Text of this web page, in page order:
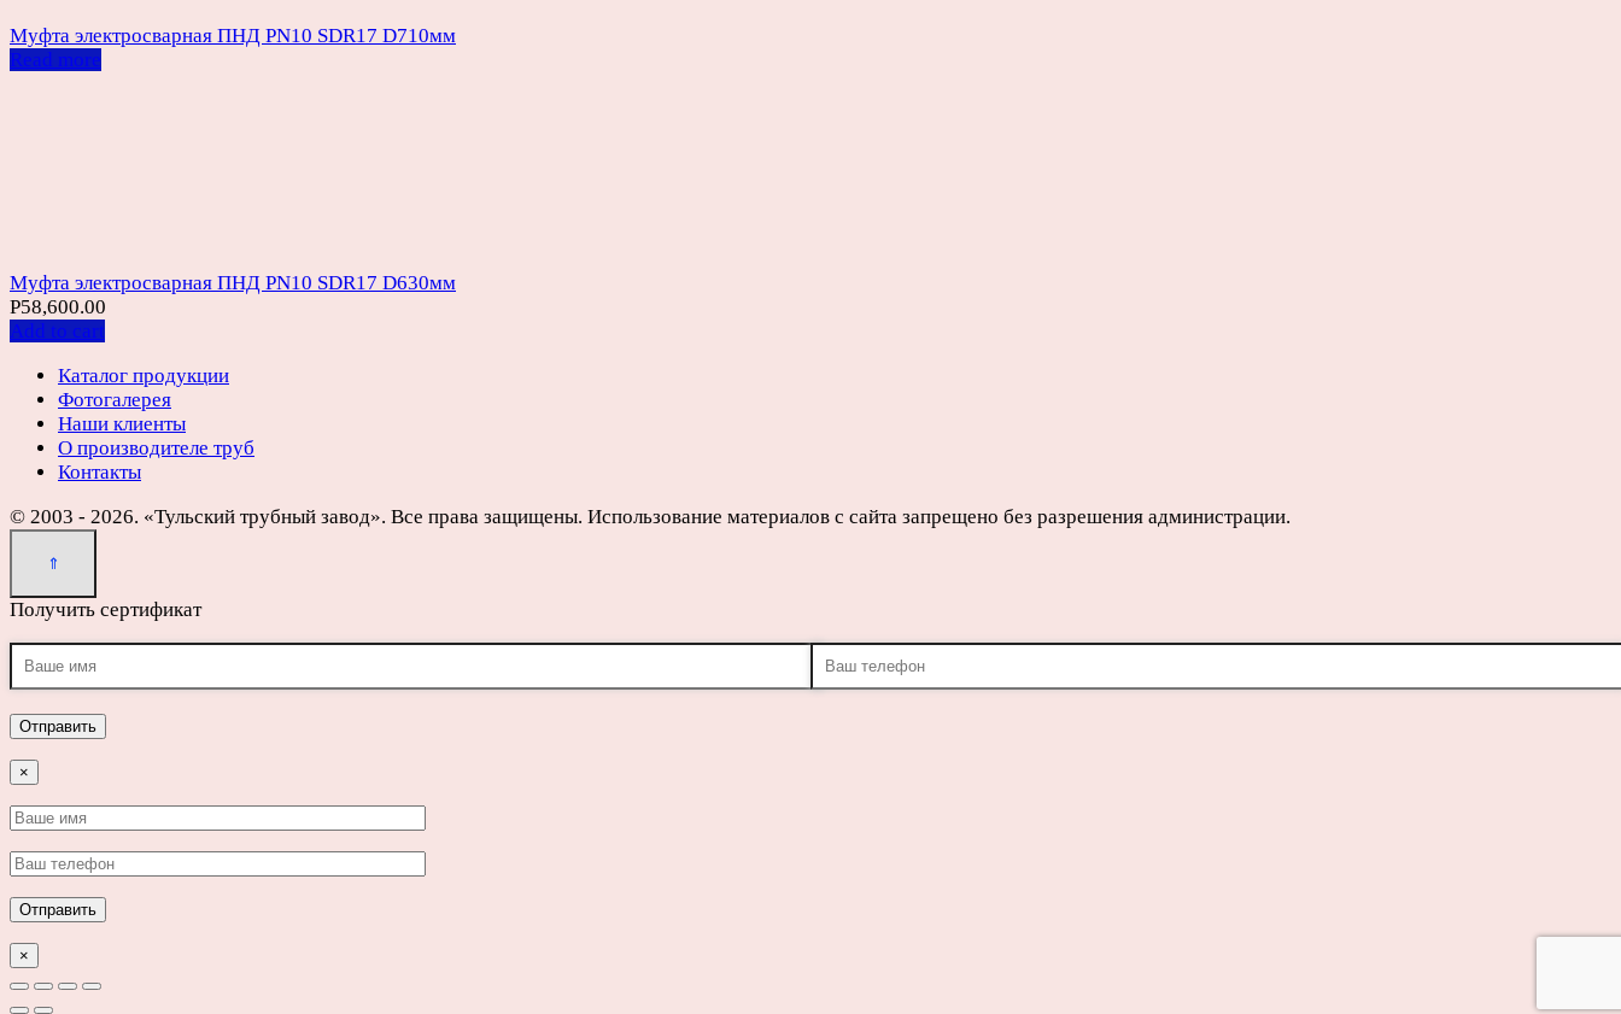
Муфта электросварная ПНД PN10 SDR17 D710мм
Read more
Муфта электросварная ПНД PN10 SDR17 D630мм
Р58,600.00
Add to cart
Каталог продукции
Фотогалерея
Наши клиенты
О производителе труб
Контакты
© 2003 - 2026. «Тульский трубный завод». Все права защищены. Использование материалов с сайта запрещено без разрешения администрации.
Получить сертификат
×
×